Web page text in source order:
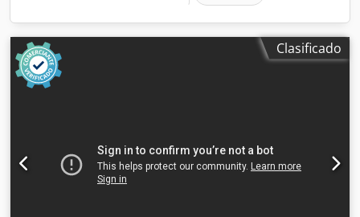
Clasificado